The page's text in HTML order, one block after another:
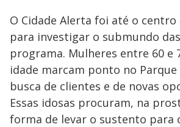
O Cidade Alerta foi até o centro
para investigar o submundo
programa. Mulheres entre 60 e
idade marcam ponto no Parque
busca de clientes e de novas
Essas idosas procuram, na
forma de levar o sustento para